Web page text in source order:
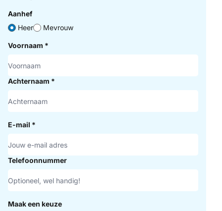
Aanhef
Heer
Mevrouw
Voornaam *
Achternaam *
E-mail *
Telefoonnummer
Maak een keuze